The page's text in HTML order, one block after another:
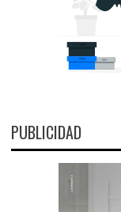
PUBLICIDAD